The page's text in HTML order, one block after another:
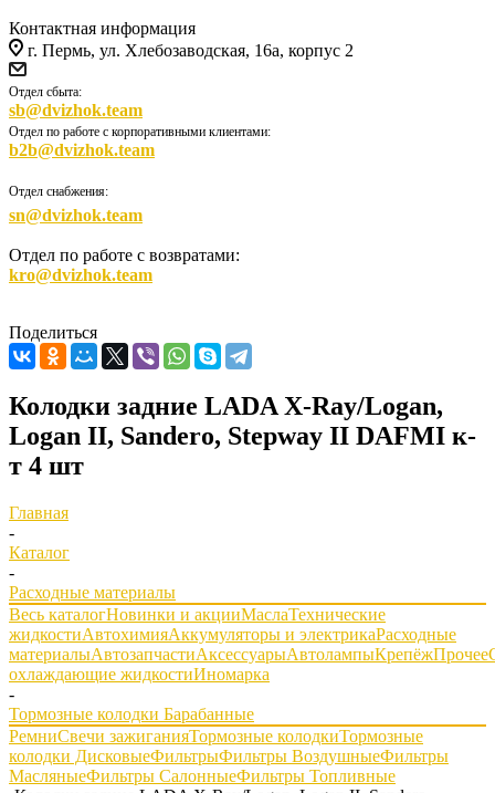
Контактная информация
г. Пермь, ул. Хлебозаводская, 16а, корпус 2
Отдел сбыта:
sb@dvizhok.team
Отдел по работе с корпоративными клиентами:
b2b@dvizhok.team
Отдел снабжения:
sn@dvizhok.team
Отдел по работе с возвратами:
kro@dvizhok.team
Поделиться
Колодки задние LADA X-Ray/Logan,
Logan II, Sandero, Stepway II DAFMI к-
т 4 шт
Главная
-
Каталог
-
Расходные материалы
Весь каталогНовинки и акцииМаслаТехнические
жидкостиАвтохимияАккумуляторы и электрикаРасходные
материалыАвтозапчастиАксессуарыАвтолампыКрепёжПрочее
охлаждающие жидкостиИномарка
-
Тормозные колодки Барабанные
РемниСвечи зажиганияТормозные колодкиТормозные
колодки ДисковыеФильтрыФильтры ВоздушныеФильтры
МасляныеФильтры СалонныеФильтры Топливные